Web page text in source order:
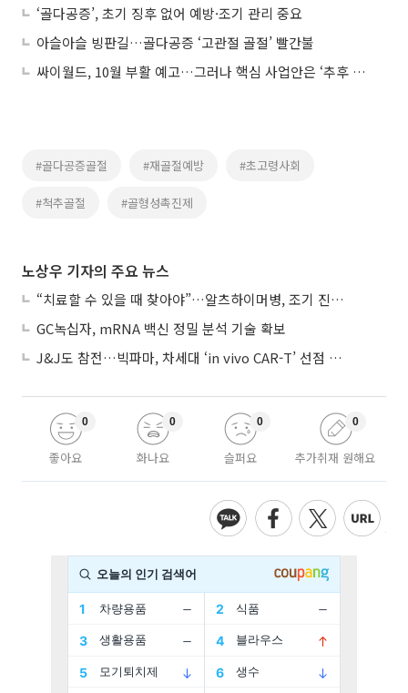
‘골다공증’, 초기 징후 없어 예방·조기 관리 중요
아슬아슬 빙판길…골다공증 ‘고관절 골절’ 빨간불
싸이월드, 10월 부활 예고…그러나 핵심 사업안은 ‘추후 공개’
#골다공증골절 #재골절예방 #초고령사회
#척추골절 #골형성촉진제
노상우 기자의 주요 뉴스
“치료할 수 있을 때 찾아야”…알츠하이머병, 조기 진단 중요성 커진다
GC녹십자, mRNA 백신 정밀 분석 기술 확보
J&J도 참전…빅파마, 차세대 ‘in vivo CAR-T’ 선점 경쟁 본격화
좋아요
0
화나요
0
슬퍼요
0
추가취재 원해요
0